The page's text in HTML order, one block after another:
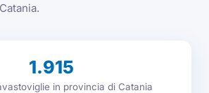
1.915
in provincia di Catania